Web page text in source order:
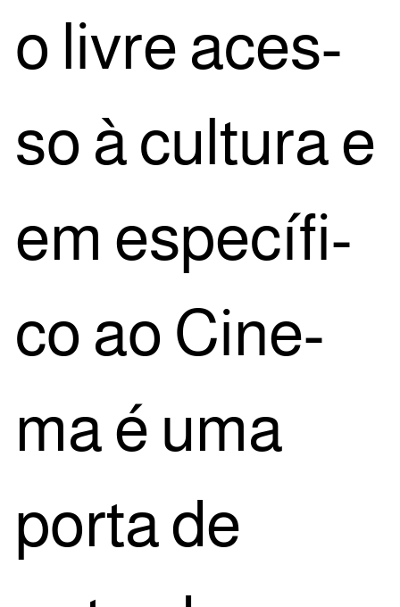
o livre aces­
so à cul­tu­ra e
em espe­cí­fi­
co ao Cine­
ma é uma
por­ta de